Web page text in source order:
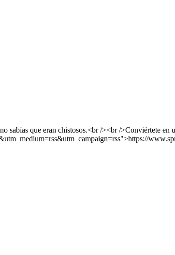
que eran chistosos.<br /><br />Conviértete en